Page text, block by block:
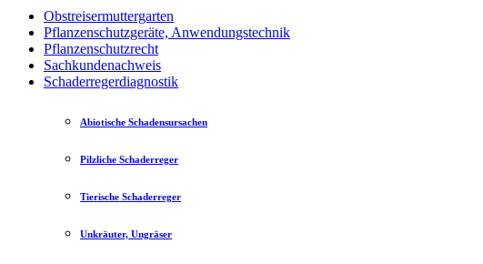
Obstreisermuttergarten
Pflanzenschutzgeräte, Anwendungstechnik
Pflanzenschutzrecht
Sachkundenachweis
Schaderregerdiagnostik
Abiotische Schadensursachen
Pilzliche Schaderreger
Tierische Schaderreger
Unkräuter, Ungräser